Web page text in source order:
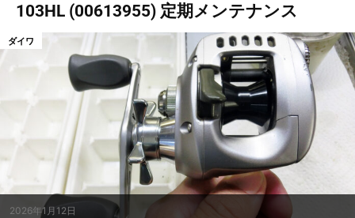
103HL (00613955) 定期メンテナンス
2026年1月12日
ダイワ